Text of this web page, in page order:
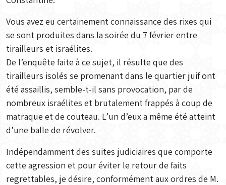
Vous avez eu certainement connaissance des rixes qui
se sont produites dans la soirée du 7 février entre
tirailleurs et israélites.
De l’enquête faite à ce sujet, il résulte que des
tirailleurs isolés se promenant dans le quartier juif ont
été assaillis, semble-t-il sans provocation, par de
nombreux israélites et brutalement frappés à coup de
matraque et de couteau. L’un d’eux a même été atteint
d’une balle de révolver.
Indépendamment des suites judiciaires que comporte
cette agression et pour éviter le retour de faits
regrettables, je désire, conformément aux ordres de M.